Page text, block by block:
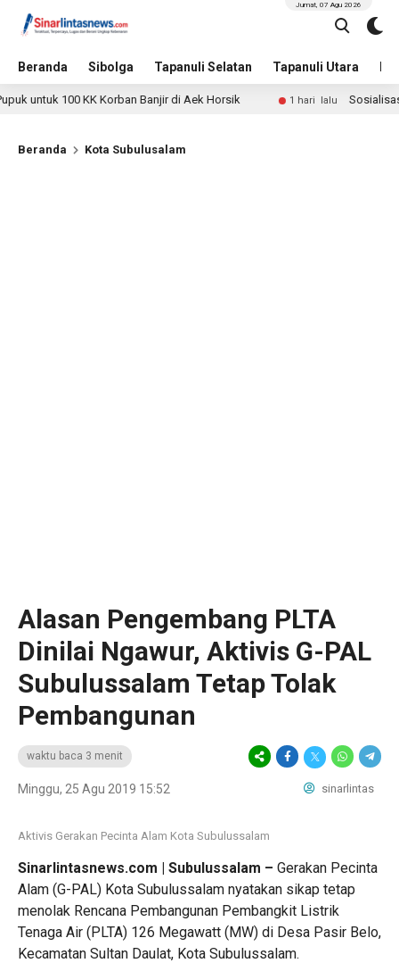
Beranda Sibolga Tapanuli Selatan Tapanuli Utara
Jumat, 07 Agu 2026
KK Korban Banjir di Aek Horsik 1 hari lalu Sosialisasi JKN-KIS
Beranda Kota Subulusalam
Alasan Pengembang PLTA
Dinilai Ngawur, Aktivis G-PAL
Subulussalam Tetap Tolak
Pembangunan
waktu baca 3 menit
Minggu, 25 Agu 2019 15:52 sinarlintas
Aktivis Gerakan Pecinta Alam Kota Subulussalam
Sinarlintasnews.com | Subulussalam – Gerakan Pecinta
Alam (G-PAL) Kota Subulussalam nyatakan sikap tetap
menolak Rencana Pembangunan Pembangkit Listrik
Tenaga Air (PLTA) 126 Megawatt (MW) di Desa Pasir Belo,
Kecamatan Sultan Daulat, Kota Subulussalam.